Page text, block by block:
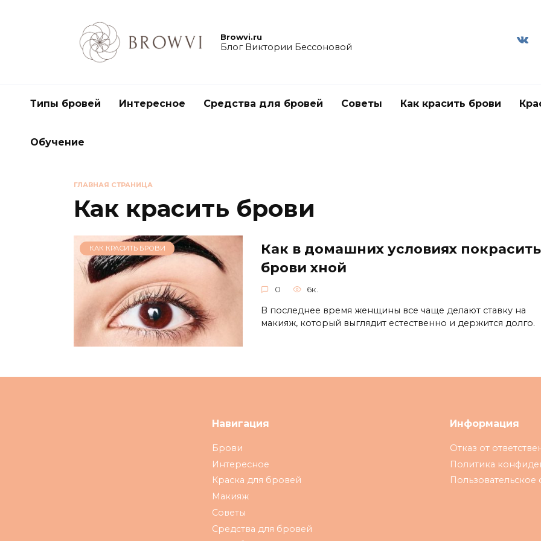
Browvi.ru
Блог Виктории Бессоновой
Типы бровей Интересное Средства для бровей Советы Как красить брови
Обучение
ГЛАВНАЯ СТРАНИЦА
Как красить брови
КАК КРАСИТЬ БРОВИ
Как в домашних условиях покрасить
брови хной
0 6к.
В последнее время женщины все чаще делают ставку на
макияж, который выглядит естественно и держится долго.
Навигация
Брови
Интересное
Краска для бровей
Макияж
Советы
Средства для бровей
Информация
Отказ от
Политика